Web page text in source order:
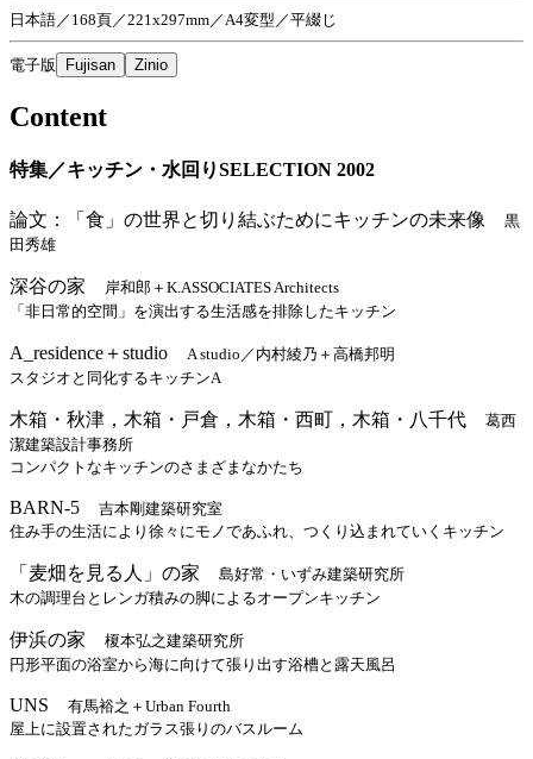
日本語／168頁／221x297mm／A4変型／平綴じ
電子版 Fujisan Zinio
Content
特集／キッチン・水回りSELECTION 2002
論文：「食」の世界と切り結ぶためにキッチンの未来像 黒
田秀雄
深谷の家
岸和郎＋K.ASSOCIATES Architects
「非日常的空間」を演出する生活感を排除したキッチン
A_residence＋studio A studio／内村綾乃＋高橋邦明
スタジオと同化するキッチンA
木箱・秋津，木箱・戸倉，木箱・西町，木箱・八千代 葛西
潔建築設計事務所
コンパクトなキッチンのさまざまなかたち
BARN-5 吉本剛建築研究室
住み手の生活により徐々にモノであふれ、つくり込まれていくキッチン
「麦畑を見る人」の家 島好常・いずみ建築研究所
木の調理台とレンガ積みの脚によるオープンキッチン
伊浜の家 榎本弘之建築研究所
円形平面の浴室から海に向けて張り出す浴槽と露天風呂
UNS 有馬裕之＋Urban Fourth
屋上に設置されたガラス張りのバスルーム